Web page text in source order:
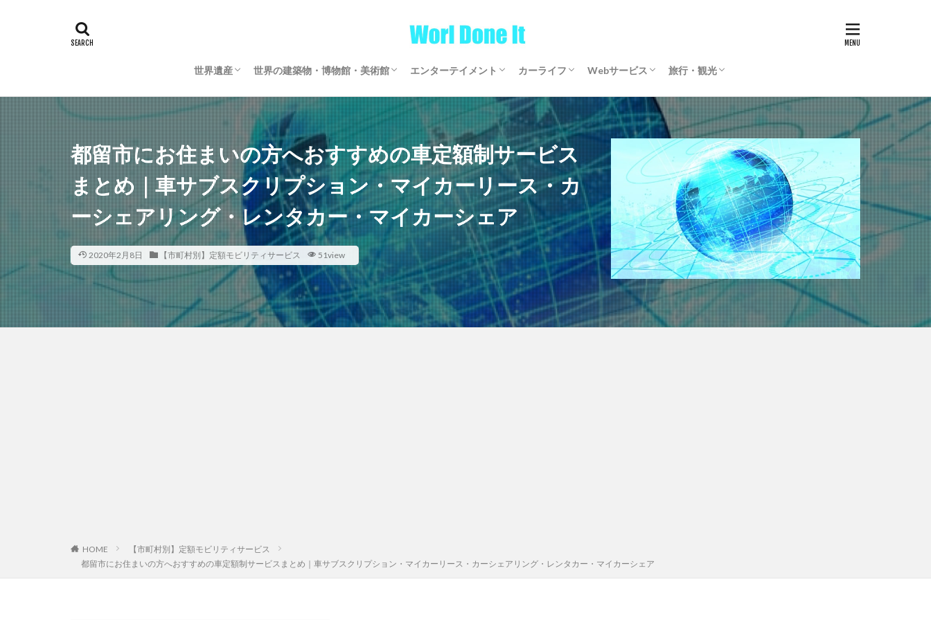
世界遺産
日本の世界遺産
海外の世界遺産
世界の建築物・博物館・美術館
日本の建築物・博物館・美術館
海外の建築物・博物館・美術館
エンターテイメント
ゲーム
文芸・マンガ
映画・アニメ・ドラマ
音楽
カーライフ
サブスクリプション
マイカーリース
カーシェアリング
レンタカー
【全国区】定額モビリティサービス
Webサービス
WordPress
アフィリエイト
仮想通貨
旅行・観光
国内旅行
海外旅行
都留市にお住まいの方へおすすめの車定額制サービス
まとめ｜車サブスクリプション・マイカーリース・カ
ーシェアリング・レンタカー・マイカーシェア
2020年2月8日 【市町村別】定額モビリティサービス 51view
HOME
【市町村別】定額モビリティサービス
都留市にお住まいの方へおすすめの車定額制サービスまとめ｜車サブスクリプション・マイカーリース・カーシェアリング・レンタカー・マイカーシェア